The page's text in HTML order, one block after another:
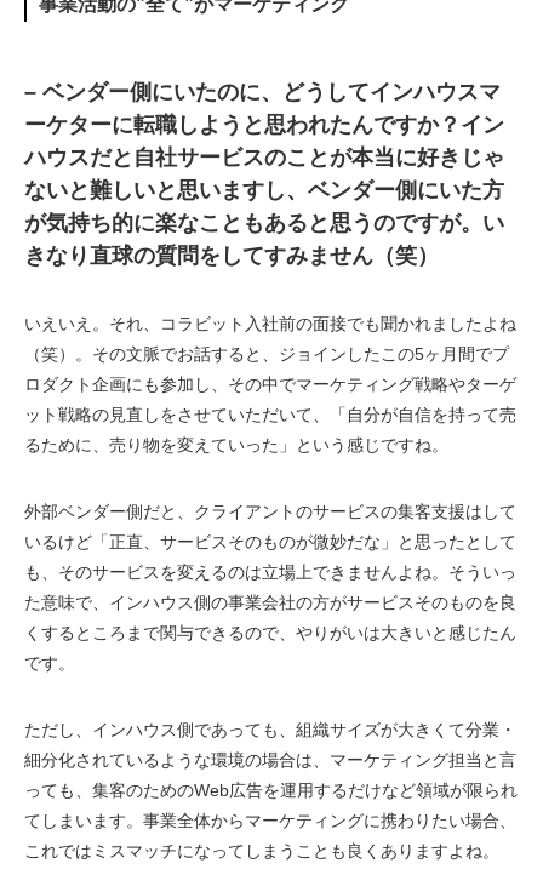
事業活動の”全て”がマーケティング
– ベンダー側にいたのに、どうしてインハウスマ
ーケターに転職しようと思われたんですか？イン
ハウスだと自社サービスのことが本当に好きじゃ
ないと難しいと思いますし、ベンダー側にいた方
が気持ち的に楽なこともあると思うのですが。い
きなり直球の質問をしてすみません（笑）
いえいえ。それ、コラビット入社前の面接でも聞かれましたよね
（笑）。その文脈でお話すると、ジョインしたこの5ヶ月間でプ
ロダクト企画にも参加し、その中でマーケティング戦略やターゲ
ット戦略の見直しをさせていただいて、「自分が自信を持って売
るために、売り物を変えていった」という感じですね。
外部ベンダー側だと、クライアントのサービスの集客支援はして
いるけど「正直、サービスそのものが微妙だな」と思ったとして
も、そのサービスを変えるのは立場上できませんよね。そういっ
た意味で、インハウス側の事業会社の方がサービスそのものを良
くするところまで関与できるので、やりがいは大きいと感じたん
です。
ただし、インハウス側であっても、組織サイズが大きくて分業・
細分化されているような環境の場合は、マーケティング担当と言
っても、集客のためのWeb広告を運用するだけなど領域が限られ
てしまいます。事業全体からマーケティングに携わりたい場合、
これではミスマッチになってしまうことも良くありますよね。